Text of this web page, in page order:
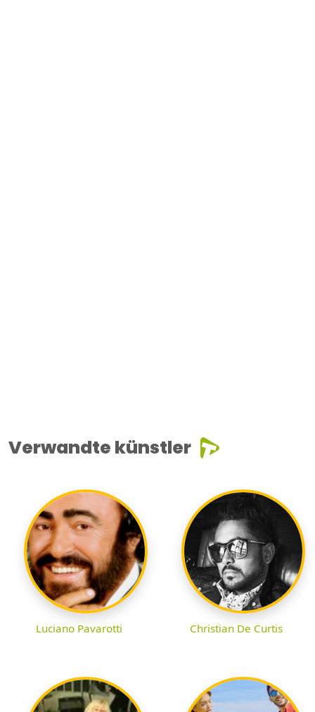
Verwandte künstler
Luciano Pavarotti Christian De Curtis